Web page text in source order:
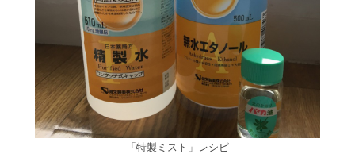
「特製ミスト」レシピ